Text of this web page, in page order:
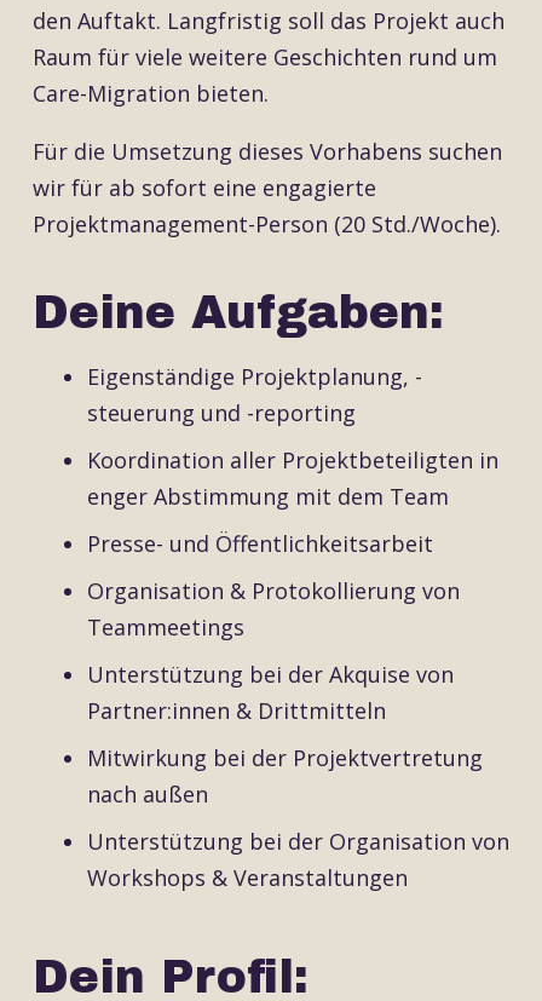
den Auftakt. Langfristig soll das Projekt auch
Raum für viele weitere Geschichten rund um
Care-Migration bieten.
Für die Umsetzung dieses Vorhabens suchen
wir für ab sofort eine engagierte
Projektmanagement-Person (20 Std./Woche).
Deine Aufgaben:
Eigenständige Projektplanung, -
steuerung und -reporting
Koordination aller Projektbeteiligten in
enger Abstimmung mit dem Team
Presse- und Öffentlichkeitsarbeit
Organisation & Protokollierung von
Teammeetings
Unterstützung bei der Akquise von
Partner:innen & Drittmitteln
Mitwirkung bei der Projektvertretung
nach außen
Unterstützung bei der Organisation von
Workshops & Veranstaltungen
Dein Profil: